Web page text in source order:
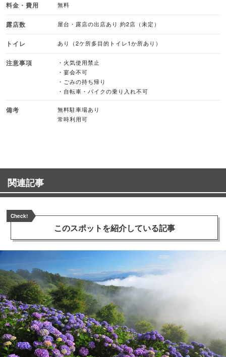
料金・費用 無料
露店数 屋台・露店の出店あり 約2店（未定）
トイレ あり（2ケ所多目的トイレ1か所あり）
注意事項
・火気使用禁止
・宴会不可
・ごみの持ち帰り
・自転車・バイクの乗り入れ不可
備考
無料駐車場あり
常時利用可
関連記事
Check!
このスポットを紹介している記事